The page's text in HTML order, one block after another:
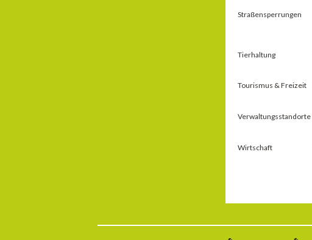
Straßensperrungen
Tierhaltung
Tourismus & Freizeit
Verwaltungsstandorte
Wirtschaft